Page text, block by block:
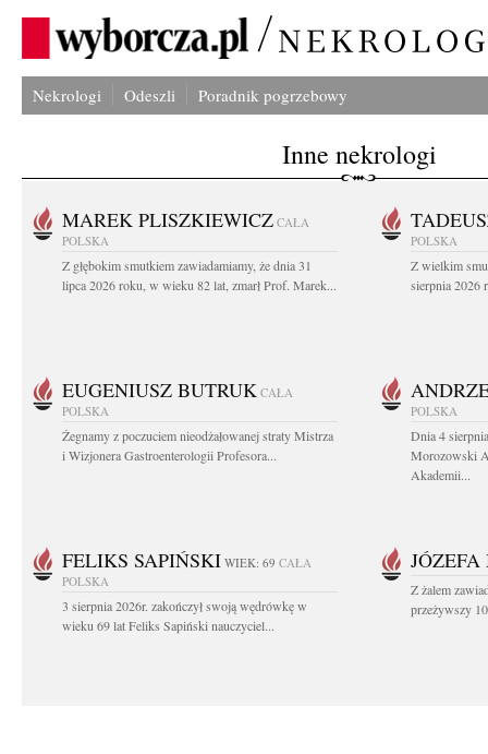
Nekrologi Odeszli Poradnik pogrzebowy
Inne nekrologi
MAREK PLISZKIEWICZ CAŁA
POLSKA
Z głębokim smutkiem zawiadamiamy, że dnia 31
lipca 2026 roku, w wieku 82 lat, zmarł Prof. Marek...
POLSKA
Z wielkim
sierpnia 2026
EUGENIUSZ BUTRUK CAŁA
POLSKA
Żegnamy z poczuciem nieodżałowanej straty Mistrza
i Wizjonera Gastroenterologii Profesora...
POLSKA
Dnia 4
Morozowski
Akademii...
FELIKS SAPIŃSKI WIEK: 69 CAŁA
POLSKA
3 sierpnia 2026r. zakończył swoją wędrówkę w
wieku 69 lat Feliks Sapiński nauczyciel...
Z żalem
przeżywszy